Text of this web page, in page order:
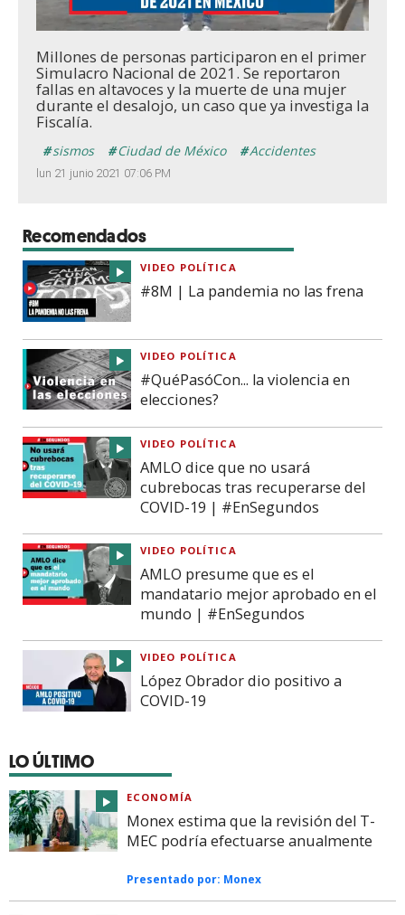
Unmute Loaded
22.15%
lun 21 junio 2021 07:06 PM
Millones de personas participaron en el primer
Simulacro Nacional de 2021. Se reportaron
fallas en altavoces y la muerte de una mujer
durante el desalojo, un caso que ya investiga la
Fiscalía.
sismos Ciudad de México Accidentes
Recomendados
VIDEO POLÍTICA
#8M | La pandemia no las frena
VIDEO POLÍTICA
#QuéPasóCon... la violencia en
elecciones?
VIDEO POLÍTICA
AMLO dice que no usará
cubrebocas tras recuperarse del
COVID-19 | #EnSegundos
VIDEO POLÍTICA
AMLO presume que es el
mandatario mejor aprobado en el
mundo | #EnSegundos
VIDEO POLÍTICA
López Obrador dio positivo a
COVID-19
LO ÚLTIMO
ECONOMÍA
Monex estima que la revisión del T-
MEC podría efectuarse anualmente
Presentado por: Monex